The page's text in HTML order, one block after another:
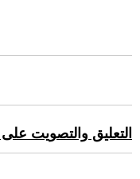
التعليق والتصويت